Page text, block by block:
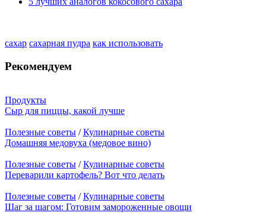
сахар сахарная пудра как использовать
Рекомендуем
Продукты
Сыр для пиццы, какой лучше
Полезные советы /Кулинарные советы
Домашняя медовуха (медовое вино)
Полезные советы /Кулинарные советы
Переварили картофель? Вот что делать
Полезные советы /Кулинарные советы
Шаг за шагом: Готовим замороженные овощи